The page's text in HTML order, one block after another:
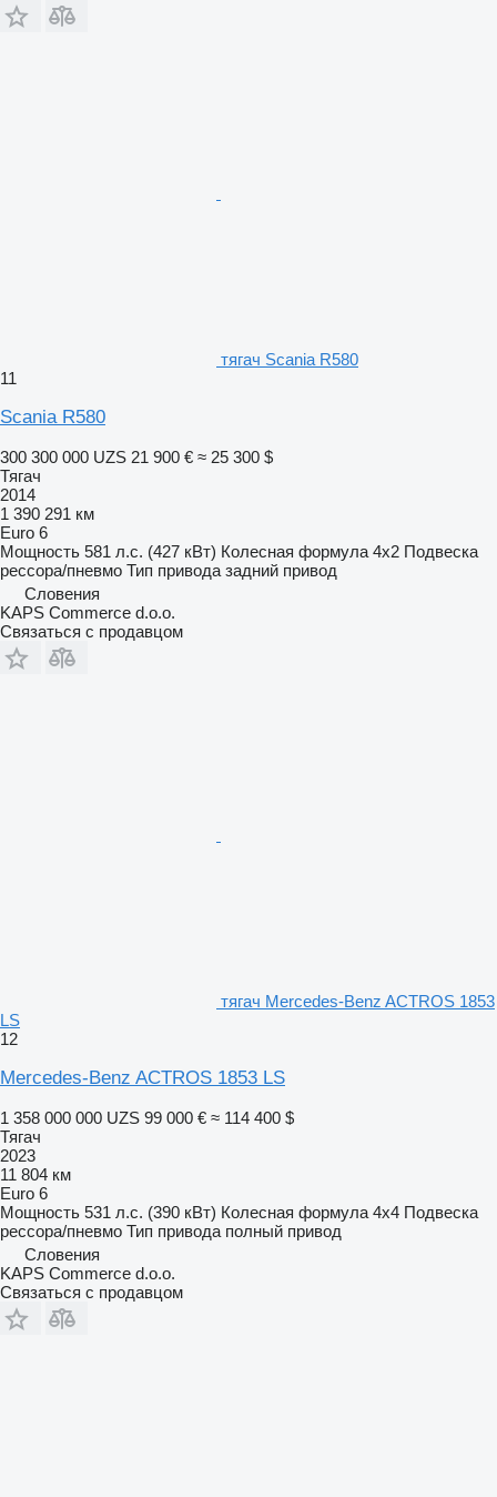
тягач Scania R580
11
Scania R580
300 300 000 UZS 21 900 € ≈ 25 300 $
Тягач
2014
1 390 291 км
Euro 6
Мощность 581 л.с. (427 кВт) Колесная формула 4x2 Подвеска
рессора/пневмо Тип привода задний привод
Словения
KAPS Commerce d.o.o.
Связаться с продавцом
тягач Mercedes-Benz ACTROS 1853
LS
12
Mercedes-Benz ACTROS 1853 LS
1 358 000 000 UZS 99 000 € ≈ 114 400 $
Тягач
2023
11 804 км
Euro 6
Мощность 531 л.с. (390 кВт) Колесная формула 4x4 Подвеска
рессора/пневмо Тип привода полный привод
Словения
KAPS Commerce d.o.o.
Связаться с продавцом